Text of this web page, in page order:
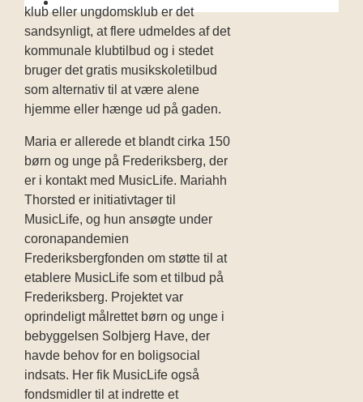
klub eller ungdomsklub er det
sandsynligt, at flere udmeldes af det
kommunale klubtilbud og i stedet
bruger det gratis musikskoletilbud
som alternativ til at være alene
hjemme eller hænge ud på gaden.
Maria er allerede et blandt cirka 150
børn og unge på Frederiksberg, der
er i kontakt med MusicLife. Mariahh
Thorsted er initiativtager til
MusicLife, og hun ansøgte under
coronapandemien
Frederiksbergfonden om støtte til at
etablere MusicLife som et tilbud på
Frederiksberg. Projektet var
oprindeligt målrettet børn og unge i
bebyggelsen Solbjerg Have, der
havde behov for en boligsocial
indsats. Her fik MusicLife også
fondsmidler til at indrette et